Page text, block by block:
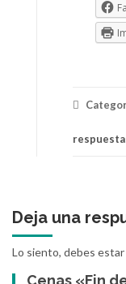
Deja una
Lo siento, debes estar
Cenas «Fin